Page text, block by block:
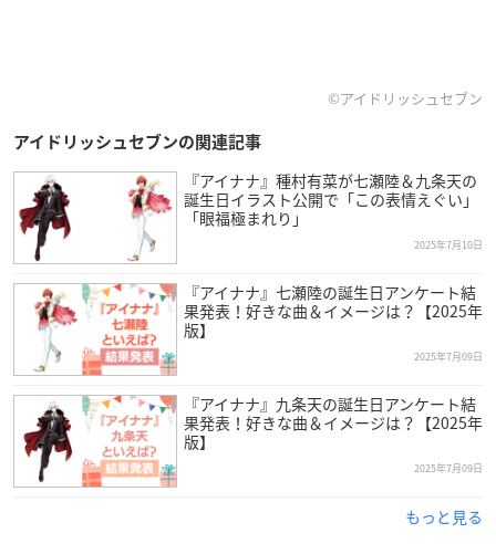
©アイドリッシュセブン
アイドリッシュセブンの関連記事
『アイナナ』種村有菜が七瀬陸＆九条天の
誕生日イラスト公開で「この表情えぐい」
「眼福極まれり」
2025年7月10日
『アイナナ』七瀬陸の誕生日アンケート結
果発表！好きな曲＆イメージは？【2025年
版】
2025年7月09日
『アイナナ』九条天の誕生日アンケート結
果発表！好きな曲＆イメージは？【2025年
版】
2025年7月09日
もっと見る